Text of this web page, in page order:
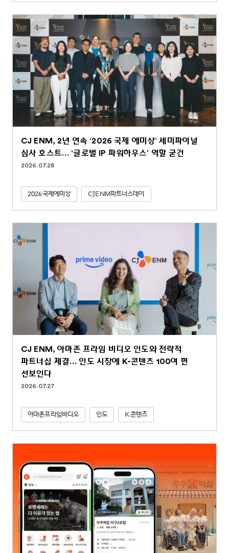
CJ ENM, 2년 연속 ‘2026 국제 에미상’ 세미파이널
심사 호스트… ‘글로벌 IP 파워하우스’ 역할 굳건
2026.07.28
2026국제에미상 CJENM파트너스데이
CJ ENM, 아마존 프라임 비디오 인도와 전략적
파트너십 체결… 인도 시장에 K-콘텐츠 100여 편
선보인다
2026.07.27
아마존프라임비디오 인도 K콘텐츠